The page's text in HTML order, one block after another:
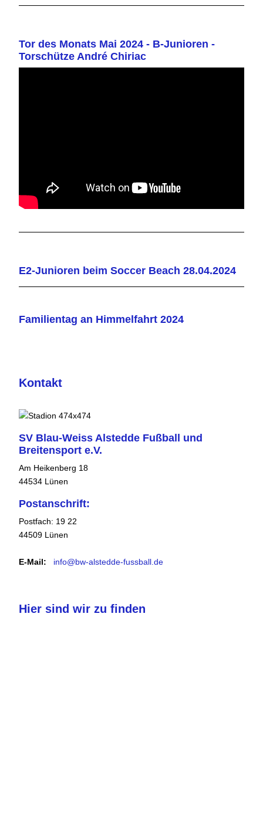
Tor des Monats Mai 2024 - B-Junioren -
Torschütze André Chiriac
E2-Junioren beim Soccer Beach 28.04.2024
Familientag an Himmelfahrt 2024
Kontakt
SV Blau-Weiss Alstedde Fußball und
Breitensport e.V.
Am Heikenberg 18
44534 Lünen
Postanschrift:
Postfach: 19 22
44509 Lünen
E-Mail: info@bw-alstedde-fussball.de
Hier sind wir zu finden